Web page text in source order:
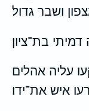
ושבר גדול׃
בת־ציון׃
עליה אהלים
איש את־ידו׃